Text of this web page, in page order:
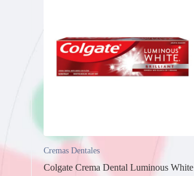
Cremas Dentales
Colgate Crema Dental Luminous White